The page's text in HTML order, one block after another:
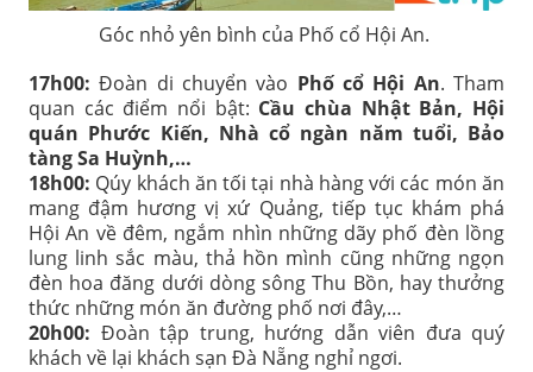
Góc nhỏ yên bình của Phố cổ Hội An.
17h00: Đoàn di chuyển vào Phố cổ Hội An. Tham
quan các điểm nổi bật: Cầu chùa Nhật Bản, Hội
quán Phước Kiến, Nhà cổ ngàn năm tuổi, Bảo
tàng Sa Huỳnh,…
18h00: Qúy khách ăn tối tại nhà hàng với các món ăn
mang đậm hương vị xứ Quảng, tiếp tục khám phá
Hội An về đêm, ngắm nhìn những dãy phố đèn lồng
lung linh sắc màu, thả hồn mình cũng những ngọn
đèn hoa đăng dưới dòng sông Thu Bồn, hay thưởng
thức những món ăn đường phố nơi đây,…
20h00: Đoàn tập trung, hướng dẫn viên đưa quý
khách về lại khách sạn Đà Nẵng nghỉ ngơi.